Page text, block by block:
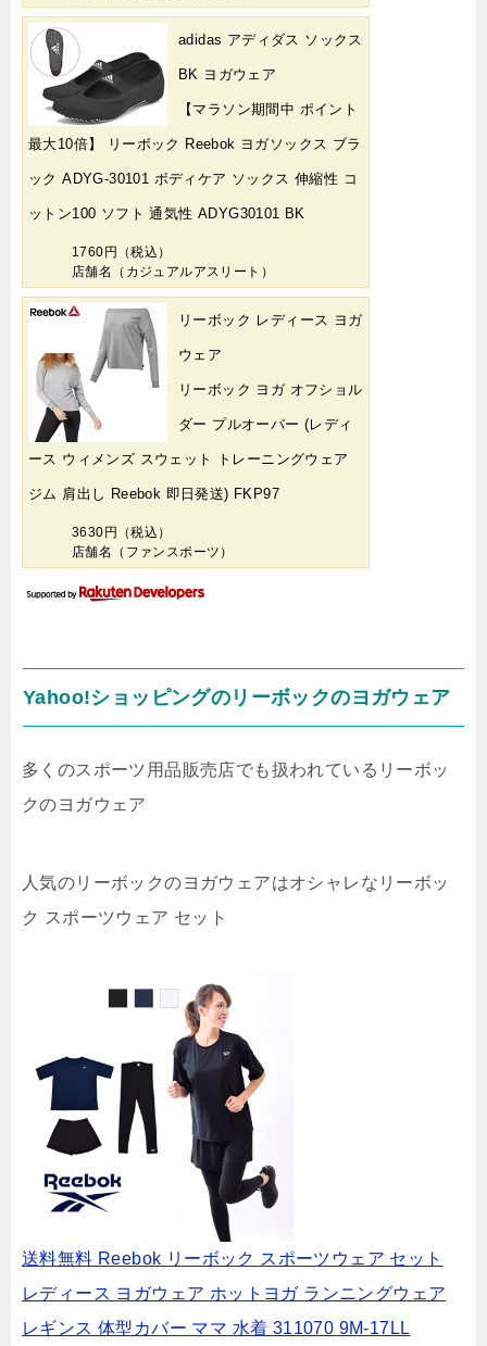
adidas アディダス ソックス
BK ヨガウェア
【マラソン期間中 ポイント
最大10倍】 リーボック Reebok ヨガソックス ブラ
ック ADYG-30101 ボディケア ソックス 伸縮性 コ
ットン100 ソフト 通気性 ADYG30101 BK
1760円（税込）
店舗名（カジュアルアスリート）
リーボック レディース ヨガ
ウェア
リーボック ヨガ オフショル
ダー プルオーバー (レディ
ース ウィメンズ スウェット トレーニングウェア
ジム 肩出し Reebok 即日発送) FKP97
3630円（税込）
店舗名（ファンスポーツ）
Yahoo!ショッピングのリーボックのヨガウェア
多くのスポーツ用品販売店でも扱われているリーボッ
クのヨガウェア
人気のリーボックのヨガウェアはオシャレなリーボッ
ク スポーツウェア セット
送料無料 Reebok リーボック スポーツウェア セット
レディース ヨガウェア ホットヨガ ランニングウェア
レギンス 体型カバー ママ 水着 311070 9M-17LL